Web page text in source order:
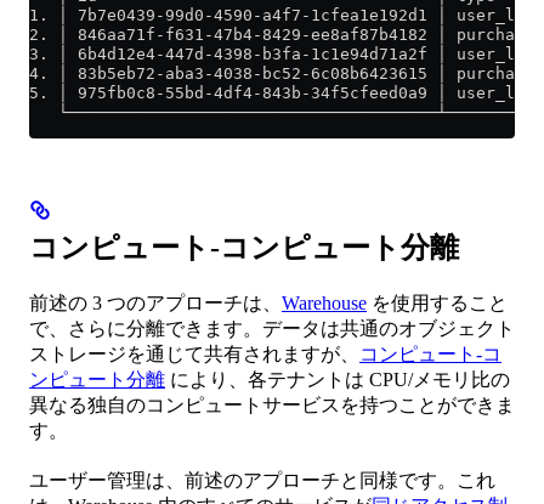
1. │ 7b7e0439-99d0-4590-a4f7-1cfea1e192d1 │
2. │ 846aa71f-f631-47b4-8429-ee8af87b4182 │
3. │ 6b4d12e4-447d-4398-b3fa-1c1e94d71a2f │
4. │ 83b5eb72-aba3-4038-bc52-6c08b6423615 │
5. │ 975fb0c8-55bd-4df4-843b-34f5cfeed0a9 │
コンピュート-コンピュート分離
前述の 3 つのアプローチは、 Warehouse を使用すること
で、さらに分離できます。データは共通のオブジェクト
ストレージを通じて共有されますが、
コンピュート-コ
ンピュート分離 により、各テナントは CPU/メモリ比の
異なる独自のコンピュートサービスを持つことができま
す。
ユーザー管理は、前述のアプローチと同様です。これ